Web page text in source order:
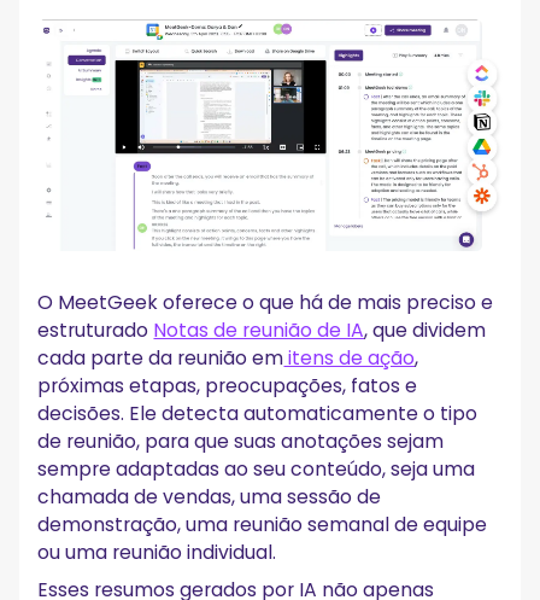
O MeetGeek oferece o que há de mais preciso e
estruturado Notas de reunião de IA, que dividem
cada parte da reunião emitens de ação,
próximas etapas, preocupações, fatos e
decisões. Ele detecta automaticamente o tipo
de reunião, para que suas anotações sejam
sempre adaptadas ao seu conteúdo, seja uma
chamada de vendas, uma sessão de
demonstração, uma reunião semanal de equipe
ou uma reunião individual.
Esses resumos gerados por IA não apenas